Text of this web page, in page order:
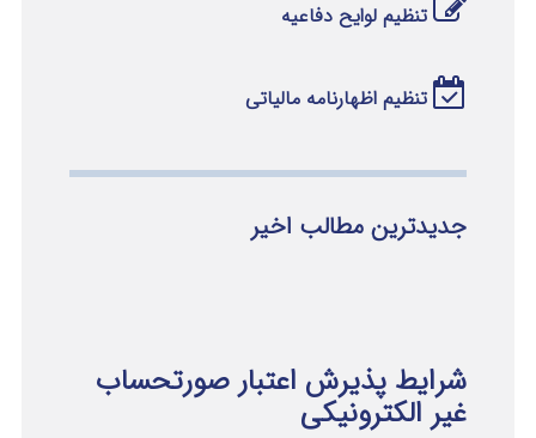
تنظیم لوایح دفاعیه
تنظیم اظهارنامه مالیاتی
جدیدترین مطالب اخیر
شرایط پذیرش اعتبار صورتحساب
غیر الکترونیکی